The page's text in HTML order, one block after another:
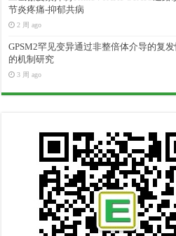
节炎疼痛-抑郁共病
2 周 ago
GPSM2罕见变异通过非整倍体介导的复
的机制研究
3 周 ago